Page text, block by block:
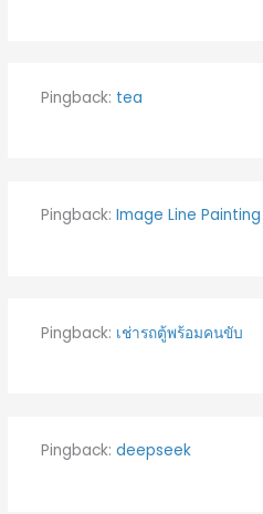
Pingback: tea
Pingback: Image Line Painting
Pingback: เช่ารถตู้พร้อมคนขับ
Pingback: deepseek